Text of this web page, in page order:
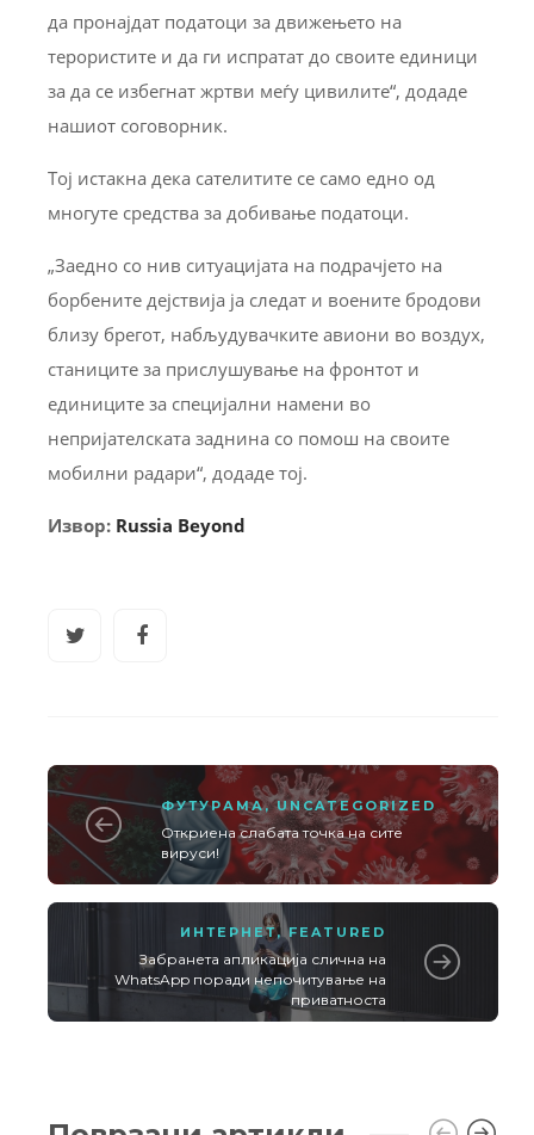
да пронајдат податоци за движењето на
терористите и да ги испратат до своите единици
за да се избегнат жртви меѓу цивилите“, додаде
нашиот соговорник.
Тој истакна дека сателитите се само едно од
многуте средства за добивање податоци.
„Заедно со нив ситуацијата на подрачјето на
борбените дејствија ја следат и воените бродови
близу брегот, набљудувачките авиони во воздух,
станиците за прислушување на фронтот и
единиците за специјални намени во
непријателската заднина со помош на своите
мобилни радари“, додаде тој.
Извор: Russia Beyond
ФУТУРАМА,UNCATEGORIZED
Откриена слабата точка на сите
вируси!
ИНТЕРНЕТ,FEATURED
Забранета апликација слична на
WhatsApp поради непочитување на
приватноста